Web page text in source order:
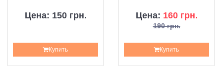
Цена: 150 грн.
Купить
Цена: 160 грн.
190 грн.
Купить